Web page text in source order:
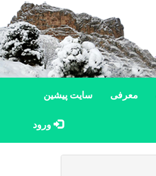
معرفی سایت پیشین
ورود